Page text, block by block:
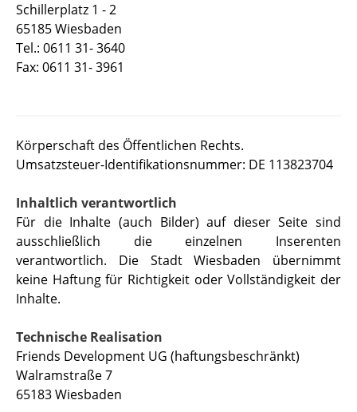
Schillerplatz 1 - 2
65185 Wiesbaden
Tel.: 0611 31- 3640
Fax: 0611 31- 3961
Körperschaft des Öffentlichen Rechts.
Umsatzsteuer-Identifikationsnummer: DE 113823704
Inhaltlich verantwortlich
Für die Inhalte (auch Bilder) auf dieser Seite sind
ausschließlich die einzelnen Inserenten
verantwortlich. Die Stadt Wiesbaden übernimmt
keine Haftung für Richtigkeit oder Vollständigkeit der
Inhalte.
Technische Realisation
Friends Development UG (haftungsbeschränkt)
Walramstraße 7
65183 Wiesbaden